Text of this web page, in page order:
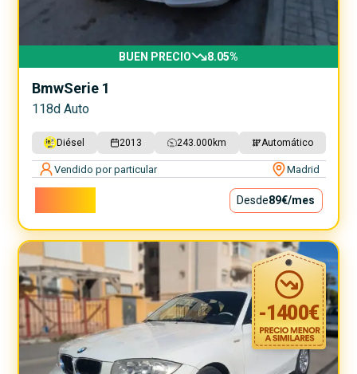
BUEN PRECIO 8.05%
BmwSerie 1
118d Auto
Diésel 2013 243.000 km Automático
Vendido por particular Madrid
Desde89€/mes
-1400€